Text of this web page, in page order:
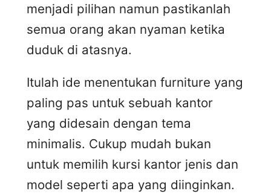
menjadi pilihan namun pastikanlah
semua orang akan nyaman ketika
duduk di atasnya.
Itulah ide menentukan furniture yang
paling pas untuk sebuah kantor
yang didesain dengan tema
minimalis. Cukup mudah bukan
untuk memilih kursi kantor jenis dan
model seperti apa yang diinginkan.